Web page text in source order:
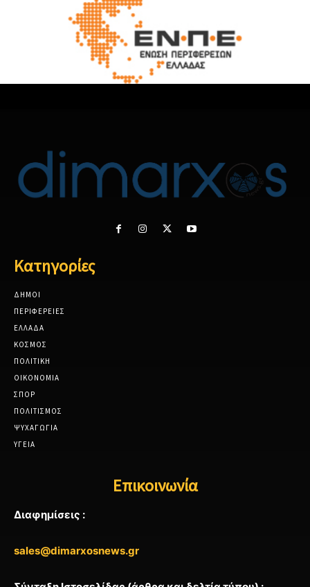
Κατηγορίες
ΔΗΜΟΙ
ΠΕΡΙΦΕΡΕΙΕΣ
ΕΛΛΑΔΑ
ΚΟΣΜΟΣ
ΠΟΛΙΤΙΚΗ
ΟΙΚΟΝΟΜΙΑ
ΣΠΟΡ
ΠΟΛΙΤΙΣΜΟΣ
ΨΥΧΑΓΩΓΙΑ
ΥΓΕΙΑ
Επικοινωνία
Διαφημίσεις :
sales@dimarxosnews.gr